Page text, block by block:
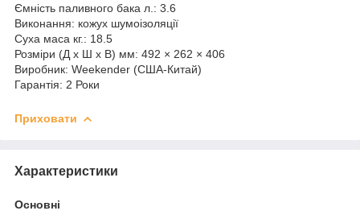
Ємність паливного бака л.: 3.6
Виконання: кожух шумоізоляції
Суха маса кг.: 18.5
Розміри (Д x Ш x В) мм: 492 × 262 × 406
Виробник: Weekender (США-Китай)
Гарантія: 2 Роки
Приховати
Характеристики
Основні